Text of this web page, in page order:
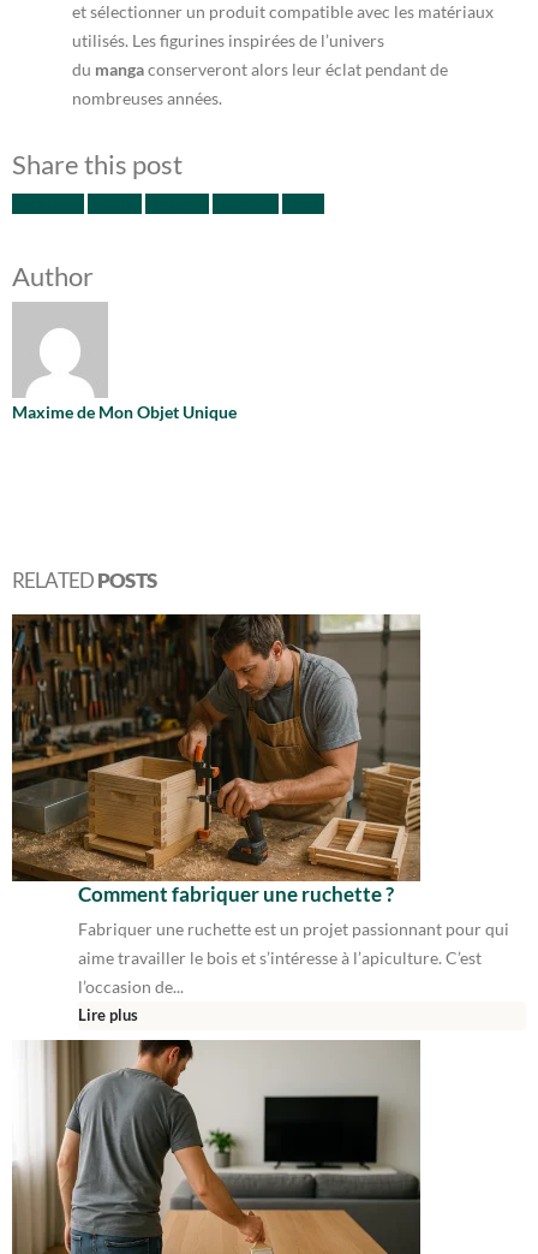
et sélectionner un produit compatible avec les matériaux
utilisés. Les figurines inspirées de l’univers
du mangaconserveront alors leur éclat pendant de
nombreuses années.
Share this post
Author
Maxime de Mon Objet Unique
RELATEDPOSTS
Comment fabriquer une ruchette ?
Fabriquer une ruchette est un projet passionnant pour qui
aime travailler le bois et s’intéresse à l’apiculture. C’est
l’occasion de...
Lire plus